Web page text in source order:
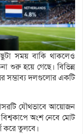
সময় বাকি থাকলেও
শুরু হয়ে গেছে। বিভিন্ন
সম্ভাব্য দলগুলোর একটি
যৌথভাবে আয়োজন
বিশ্বকাপে অংশ নেবে মোট
করে তুলবে।